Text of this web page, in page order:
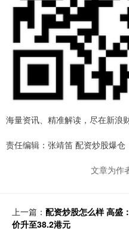
海量资讯、精准解读，尽在新浪
责任编辑：张靖笛 配资炒股爆仓
文章为作
上一篇： 配资炒股怎么样 高盛
价升至38.2港元